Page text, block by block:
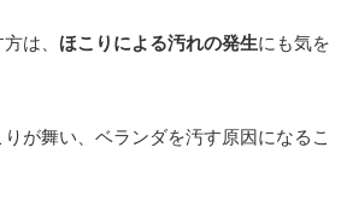
は、 ほこりによる汚れの発生にも気を
が舞い、ベランダを汚す原因になるこ